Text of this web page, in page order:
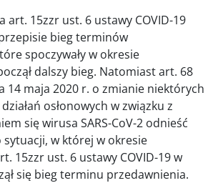
art. 15zzr ust. 6 ustawy COVID-19
bieg terminów
spoczywały w okresie
dalszy bieg. Natomiast art. 68
14 maja 2020 r. o zmianie niektórych
osłonowych w związku z
się wirusa SARS-CoV-2 odnieść
sytuacji, w której w okresie
15zzr ust. 6 ustawy COVID-19 w
się bieg terminu przedawnienia.